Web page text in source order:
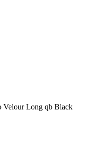
Velour Long qb Black